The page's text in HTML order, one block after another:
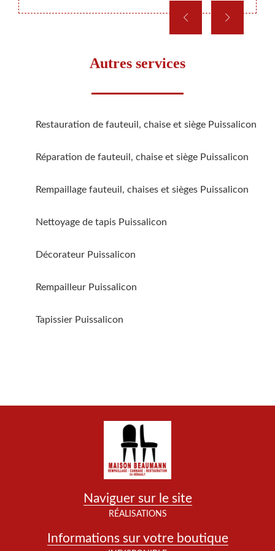
Autres services
Restauration de fauteuil, chaise et siège Puissalicon
Réparation de fauteuil, chaise et siège Puissalicon
Rempaillage fauteuil, chaises et sièges Puissalicon
Nettoyage de tapis Puissalicon
Décorateur Puissalicon
Rempailleur Puissalicon
Tapissier Puissalicon
Naviguer sur le site
RÉALISATIONS
Informations sur votre boutique